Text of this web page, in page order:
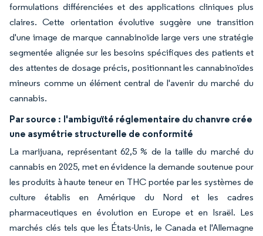
formulations différenciées et des applications cliniques plus
claires. Cette orientation évolutive suggère une transition
d'une image de marque cannabinoïde large vers une stratégie
segmentée alignée sur les besoins spécifiques des patients et
des attentes de dosage précis, positionnant les cannabinoïdes
mineurs comme un élément central de l'avenir du marché du
cannabis.
Par source : l'ambiguïté réglementaire du chanvre crée
une asymétrie structurelle de conformité
La marijuana, représentant 62,5 % de la taille du marché du
cannabis en 2025, met en évidence la demande soutenue pour
les produits à haute teneur en THC portée par les systèmes de
culture établis en Amérique du Nord et les cadres
pharmaceutiques en évolution en Europe et en Israël. Les
marchés clés tels que les États-Unis, le Canada et l'Allemagne